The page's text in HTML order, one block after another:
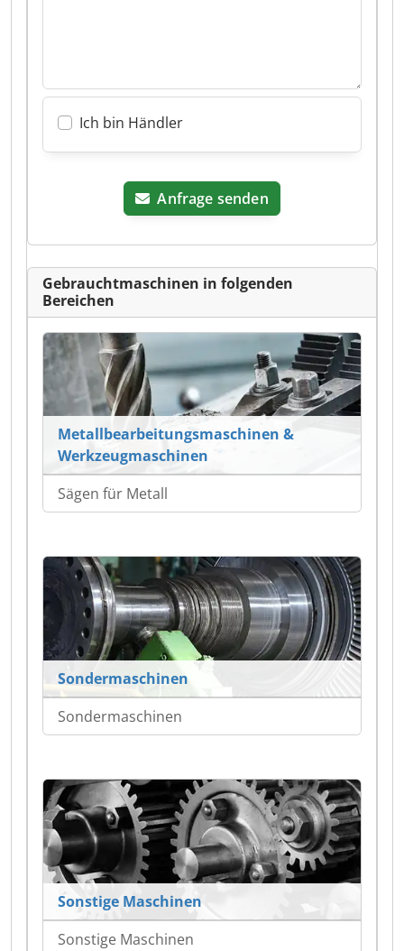
Ich bin Händler
Anfrage senden
Gebrauchtmaschinen in folgenden
Bereichen
Metallbearbeitungsmaschinen &
Werkzeugmaschinen
Sägen für Metall
Sondermaschinen
Sondermaschinen
Sonstige Maschinen
Sonstige Maschinen